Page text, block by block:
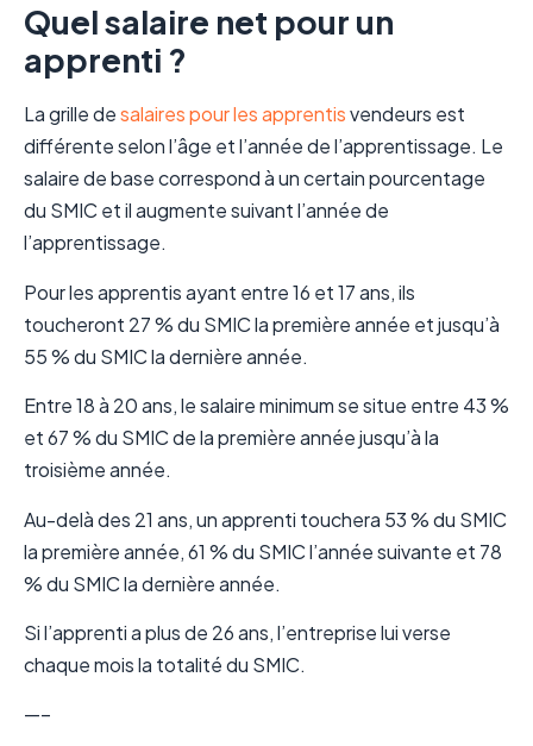
Quel salaire net pour un
apprenti ?
La grille desalaires pour les apprentisvendeurs est
différente selon l’âge et l’année de l’apprentissage. Le
salaire de base correspond à un certain pourcentage
du SMIC et il augmente suivant l’année de
l’apprentissage.
Pour les apprentis ayant entre 16 et 17 ans, ils
toucheront 27 % du SMIC la première année et jusqu’à
55 % du SMIC la dernière année.
Entre 18 à 20 ans, le salaire minimum se situe entre 43 %
et 67 % du SMIC de la première année jusqu’à la
troisième année.
Au-delà des 21 ans, un apprenti touchera 53 % du SMIC
la première année, 61 % du SMIC l’année suivante et 78
% du SMIC la dernière année.
Si l’apprenti a plus de 26 ans, l’entreprise lui verse
chaque mois la totalité du SMIC.
—–